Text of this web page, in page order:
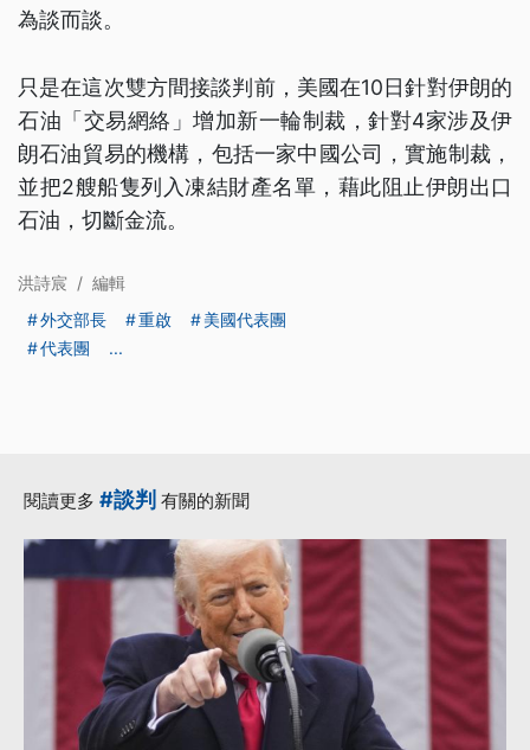
為談而談。
只是在這次雙方間接談判前，美國在10日針對伊朗的
石油「交易網絡」增加新一輪制裁，針對4家涉及伊
朗石油貿易的機構，包括一家中國公司，實施制裁，
並把2艘船隻列入凍結財產名單，藉此阻止伊朗出口
石油，切斷金流。
洪詩宸 / 編輯
外交部長
重啟
美國代表團
代表團
...
閱讀更多 #談判 有關的新聞